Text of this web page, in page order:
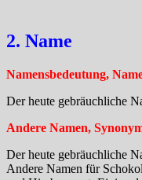
2. Name
Namensbedeutung,
Der heute gebräuchliche
Andere Namen,
Der heute gebräuchliche
Andere Namen für